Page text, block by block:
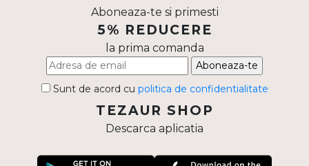
Aboneaza-te si primesti
5% REDUCERE
la prima comanda
Aboneaza-te
Sunt de acord cu politica de confidentialitate
TEZAUR SHOP
Descarca aplicatia